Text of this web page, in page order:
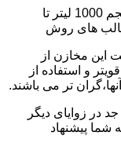
ما توانایی داریم مخازن پلی اتیلن مکعبی از حجم 1000 لیتر تا
این مخازن از
و استفاده از
تر می باشند.
زوایای دیگر
شما پیشنهاد